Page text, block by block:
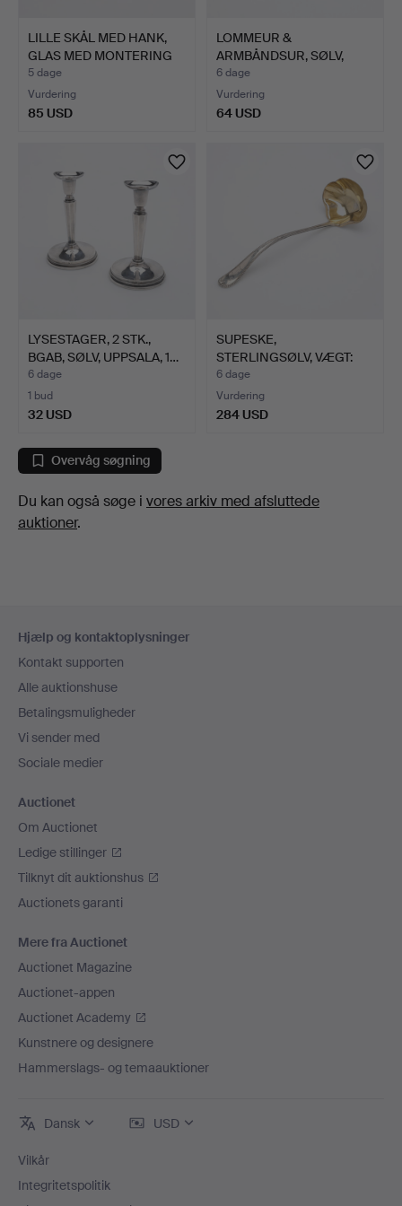
LILLE SKÅL MED HANK,
GLAS MED MONTERING
AF…
5 dage
Vurdering
85 USD
LOMMEUR &
ARMBÅNDSUR, SØLV,
TOTALVÆGT 105 …
6 dage
Vurdering
64 USD
LYSESTAGER, 2 STK.,
BGAB, SØLV, UPPSALA, 1…
6 dage
1 bud
32 USD
SUPESKE,
STERLINGSØLV, VÆGT:
226 GRAM.
6 dage
Vurdering
284 USD
Overvåg søgning
Du kan også søge i vores arkiv med afsluttede
auktioner.
Hjælp og kontaktoplysninger
Kontakt supporten
Alle auktionshuse
Betalingsmuligheder
Vi sender med
Sociale medier
Auctionet
Om Auctionet
Ledige stillinger
Tilknyt dit auktionshus
Auctionets garanti
Mere fra Auctionet
Auctionet Magazine
Auctionet-appen
Auctionet Academy
Kunstnere og designere
Hammerslags- og temaauktioner
Dansk USD
Vilkår
Integritetspolitik